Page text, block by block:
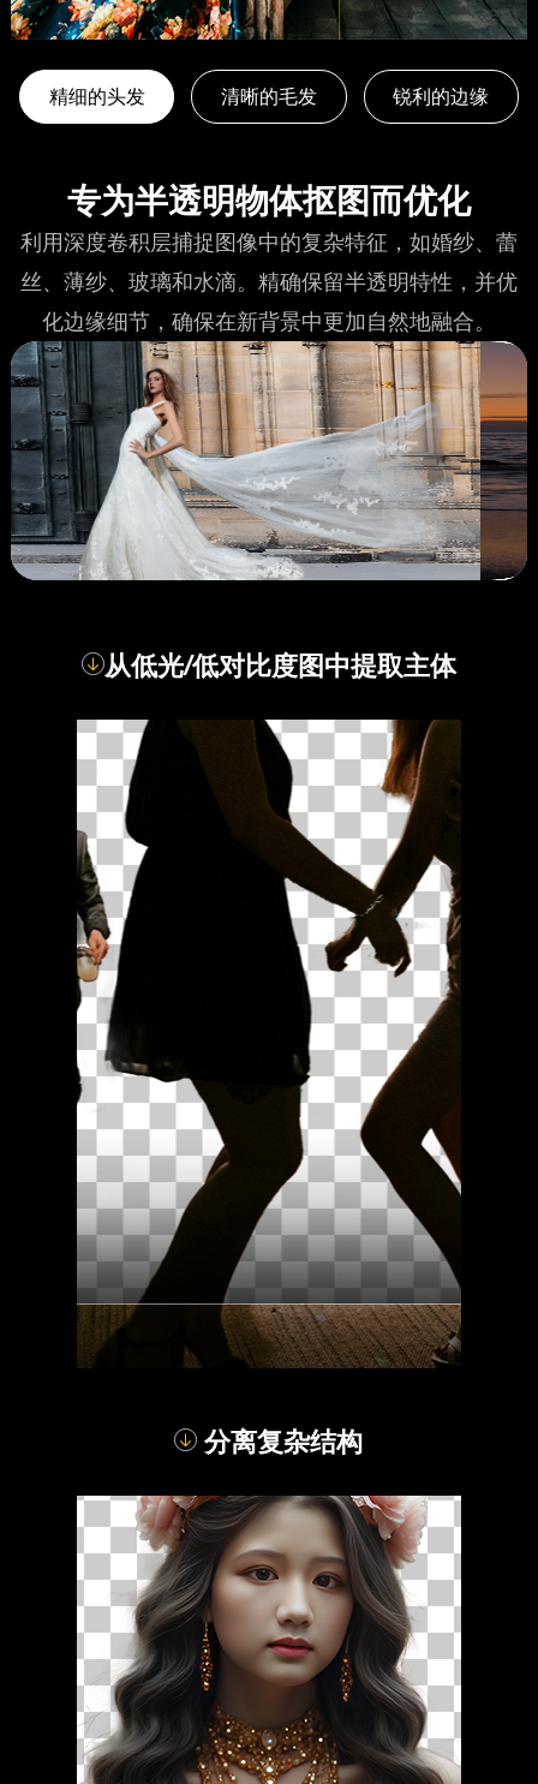
精细的头发 清晰的毛发 锐利的边缘
专为半透明物体抠图而优化
利用深度卷积层捕捉图像中的复杂特征，如婚纱、蕾
丝、薄纱、玻璃和水滴。精确保留半透明特性，并优
化边缘细节，确保在新背景中更加自然地融合。
从低光/低对比度图中提取主体
分离复杂结构